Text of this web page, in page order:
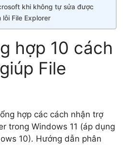
khi không tự sửa được
File Explorer
hợp 10 cách
File
hợp các cách nhận trợ
trong Windows 11 (áp dụng
10). Hướng dẫn phân